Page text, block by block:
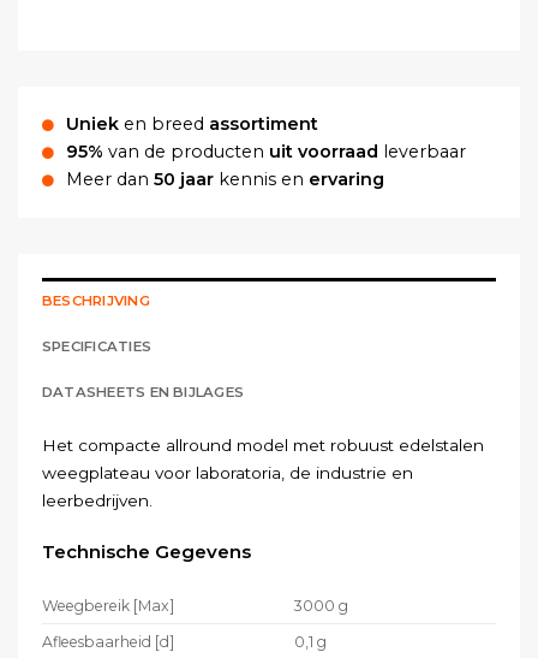
Uniek en breed assortiment
95% van de producten uit voorraad leverbaar
Meer dan 50 jaar kennis en ervaring
BESCHRIJVING
SPECIFICATIES
DATASHEETS EN BIJLAGES
Het compacte allround model met robuust edelstalen
weegplateau voor laboratoria, de industrie en
leerbedrijven.
Technische Gegevens
Weegbereik [Max]
3000 g
Afleesbaarheid [d]
0,1 g